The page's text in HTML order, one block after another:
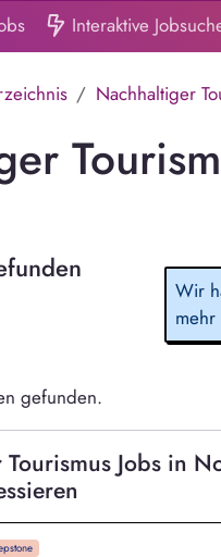
Interaktive
Nachhaltiger
Wir
gefunden.
Jobs in